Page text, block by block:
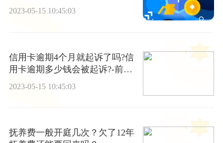
次一样么?
2023-05-15 10:45:03
信用卡逾期4个月就起诉了吗?信
用卡逾期多少钱会被起诉?-前沿
2023-05-15 10:45:03
抚养费一般开庭几次？欠了12年